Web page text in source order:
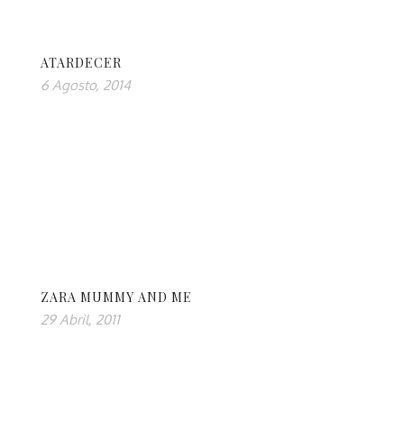
ATARDECER
6 Agosto, 2014
ZARA MUMMY AND ME
29 Abril, 2011